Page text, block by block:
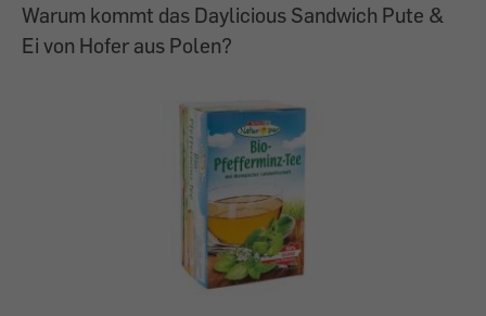
Warum kommt das Daylicious Sandwich Pute &
Ei von Hofer aus Polen?